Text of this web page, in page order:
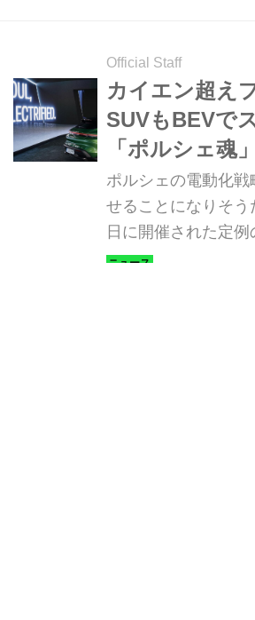
Official Staff
カイエン超え
SUVもBEVで
「ポルシェ魂
化は、ここか
する
ポルシェの電動化
せることになりそう
日に開催された定
2024年のフル電動マ